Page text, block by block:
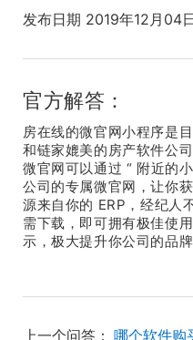
发布日期 2019年12月04
官方解答：
房在线的微官网小程序是
和链家媲美的房产软件公司
微官网可以通过 “ 附近的
公司的专属微官网，让你
源来自你的 ERP，经纪人
需下载，即可拥有极佳使
示，极大提升你公司的品牌
上一个问答：